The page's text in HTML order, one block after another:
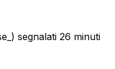
segnalati 26 minuti